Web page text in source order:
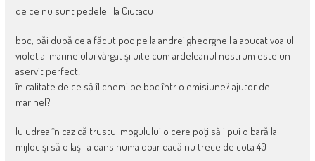
de ce nu sunt pedeleii la Ciutacu
boc, păi după ce a făcut poc pe la andrei gheorghe l a apucat voalul
violet al marinelului vărgat şi uite cum ardeleanul nostrum este un
aservit perfect;
în calitate de ce să îl chemi pe boc într o emisiune? ajutor de
marinel?
lu udrea în caz că trustul mogulului o cere poţi să i pui o bară la
mijloc şi să o laşi la dans numa doar dacă nu trece de cota 40